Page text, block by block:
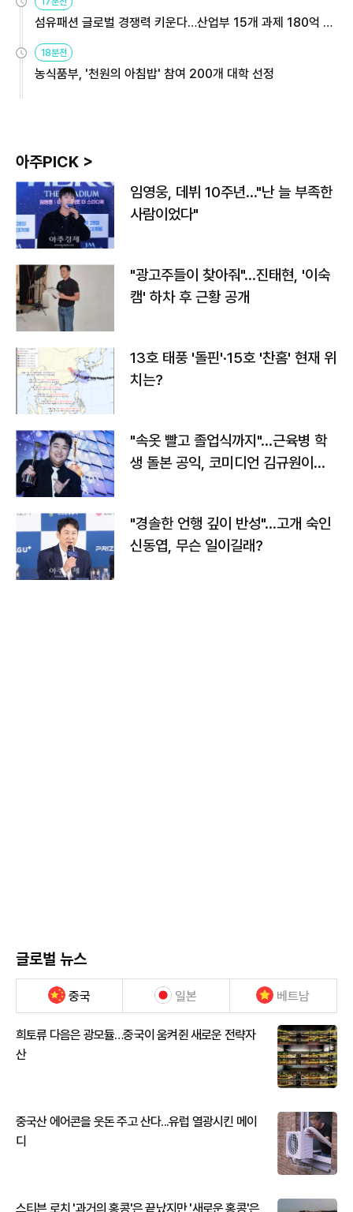
섬유패션 글로벌 경쟁력 키운다…산업부 15개 과제 180억 지
원
18분전
농식품부, '천원의 아침밥' 참여 200개 대학 선정
아주PICK >
임영웅, 데뷔 10주년…"난 늘 부족한
사람이었다"
"광고주들이 찾아줘"…진태현, '이숙
캠' 하차 후 근황 공개
13호 태풍 '돌핀'·15호 '찬홈' 현재 위
치는?
"속옷 빨고 졸업식까지"…근육병 학
생 돌본 공익, 코미디언 김규원이었
"경솔한 언행 깊이 반성"…고개 숙인
신동엽, 무슨 일이길래?
글로벌 뉴스
중국 일본 베트남
희토류 다음은 광모듈…중국이 움켜쥔 새로운 전략자
산
중국산 에어콘을 웃돈 주고 산다...유럽 열광시킨 메이
디
스티븐 로치 '과거의 홍콩'은 끝났지만 '새로운 홍콩'은